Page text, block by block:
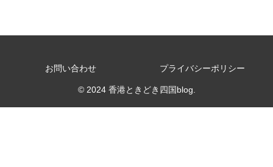
お問い合わせ プライバシーポリシー
© 2024 香港ときどき四国blog.